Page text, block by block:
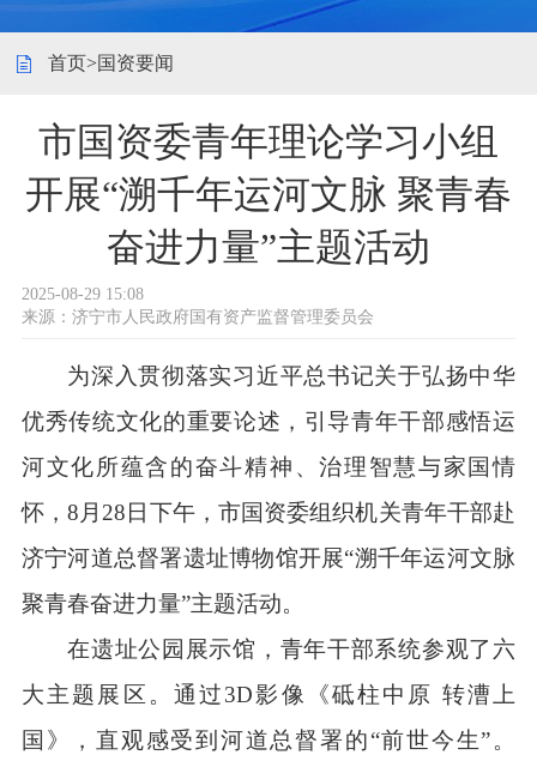
首页>国资要闻
市国资委青年理论学习小组
开展“溯千年运河文脉 聚青春
奋进力量”主题活动
2025-08-29 15:08
来源： 济宁市人民政府国有资产监督管理委员会
为深入贯彻落实习近平总书记关于弘扬中华
优秀传统文化的重要论述，引导青年干部感悟运
河文化所蕴含的奋斗精神、治理智慧与家国情
怀，8月28日下午，市国资委组织机关青年干部赴
济宁河道总督署遗址博物馆开展“溯千年运河文脉
聚青春奋进力量”主题活动。
在遗址公园展示馆，青年干部系统参观了六
大主题展区。通过3D影像《砥柱中原 转漕上
国》，直观感受到河道总督署的“前世今生”。